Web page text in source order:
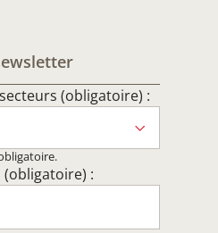
(obligatoire) :
: